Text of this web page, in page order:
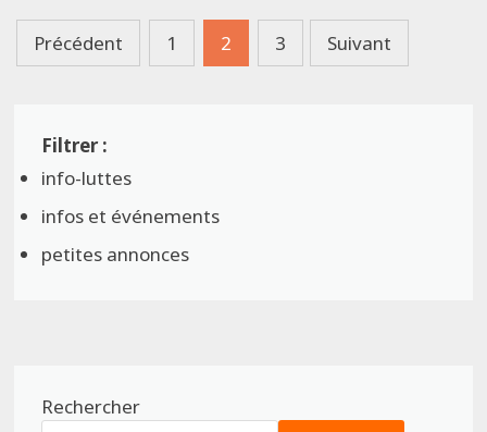
Pagination
Précédent 1 2 3 Suivant
info-luttes
infos et événements
petites annonces
Rechercher